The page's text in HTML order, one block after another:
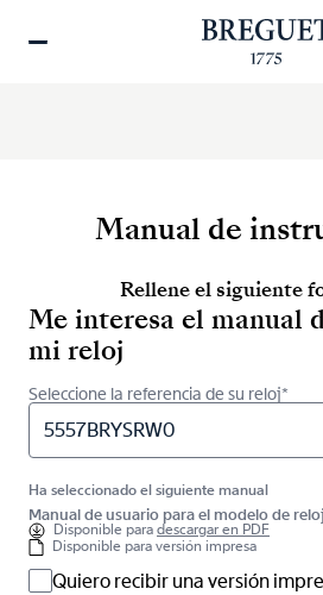
Manual de
Rellene el siguiente
Me interesa el manual
mi reloj
Seleccione la referencia de su reloj*
5557BRYSRW0
Ha seleccionado el siguiente manual
Manual de usuario para el modelo de reloj
Disponible paradescargar en PDF
Disponible para versión impresa
Quiero recibir una versión